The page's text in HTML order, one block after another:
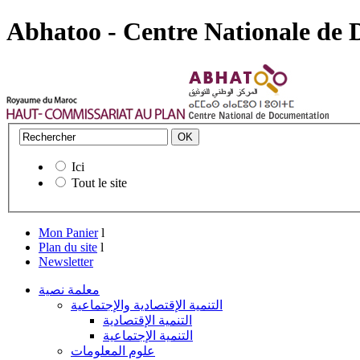
Abhatoo - Centre Nationale de
Ici
Tout le site
Mon Panier l
Plan du site l
Newsletter
معلمة نصية
التنمية الإقتصادية والإجتماعية
التنمية الإقتصادية
التنمية الإجتماعية
علوم المعلومات